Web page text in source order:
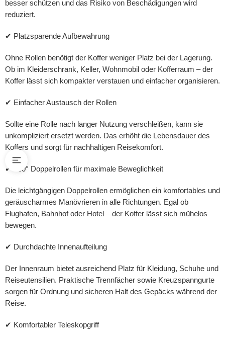
besser schützen und das Risiko von Beschädigungen wird
reduziert.
✔ Platzsparende Aufbewahrung
Ohne Rollen benötigt der Koffer weniger Platz bei der Lagerung.
Ob im Kleiderschrank, Keller, Wohnmobil oder Kofferraum – der
Koffer lässt sich kompakter verstauen und einfacher organisieren.
✔ Einfacher Austausch der Rollen
Sollte eine Rolle nach langer Nutzung verschleißen, kann sie
unkompliziert ersetzt werden. Das erhöht die Lebensdauer des
Koffers und sorgt für nachhaltigen Reisekomfort.
✔ 360° Doppelrollen für maximale Beweglichkeit
Die leichtgängigen Doppelrollen ermöglichen ein komfortables und
geräuscharmes Manövrieren in alle Richtungen. Egal ob
Flughafen, Bahnhof oder Hotel – der Koffer lässt sich mühelos
bewegen.
✔ Durchdachte Innenaufteilung
Der Innenraum bietet ausreichend Platz für Kleidung, Schuhe und
Reiseutensilien. Praktische Trennfächer sowie Kreuzspanngurte
sorgen für Ordnung und sicheren Halt des Gepäcks während der
Reise.
✔ Komfortabler Teleskopgriff